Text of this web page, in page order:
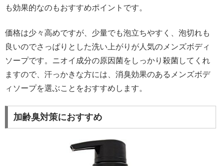
も効果的なのもおすすめポイントです。
価格は少々高めですが、少量でも泡立ちやすく、泡切れも
良いのでさっぱりとした洗い上がりが人気のメンズボディ
ソープです。ニオイ成分の原因菌をしっかり殺菌してくれ
ますので、汗っかきな方には、消臭効果のあるメンズボデ
ィソープを選ぶことをおすすめします。
加齢臭対策におすすめ